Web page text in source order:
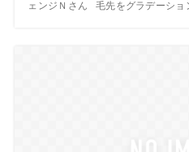
ェンジＮさん 毛先をグラデーショ